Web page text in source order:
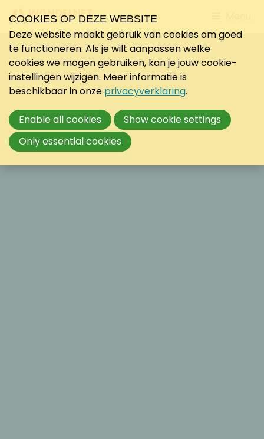
to
COOKIES OP DEZE WEBSITE
Deze website maakt gebruik van cookies om goed
te functioneren. Als je wilt aanpassen welke
cookies we mogen gebruiken, kan je jouw cookie-
instellingen wijzigen. Meer informatie is
beschikbaar in onze privacyverklaring.
Enable all cookies
Show cookie settings
Only essential cookies